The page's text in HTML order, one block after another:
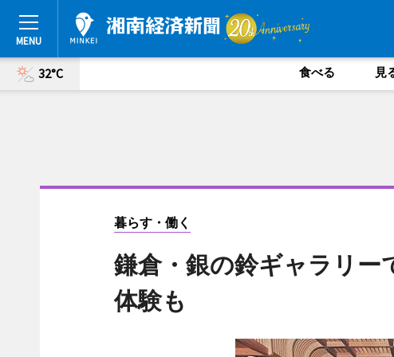
32°C 食べる 見
暮らす・働く
鎌倉・銀の鈴ギャラリー
体験も